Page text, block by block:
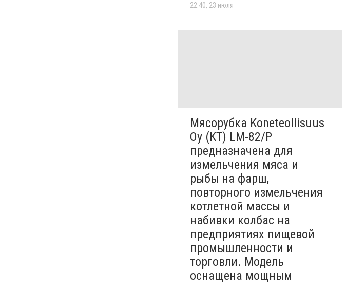
22:40, 23 июля
Мясорубка Koneteollisuus
Oy (KT)​ LM-82/P
предназначена для
измельчения мяса и
рыбы на фарш,
повторного измельчения
котлетной массы и
набивки колбас на
предприятиях пищевой
промышленности и
торговли. Модель
оснащена мощным